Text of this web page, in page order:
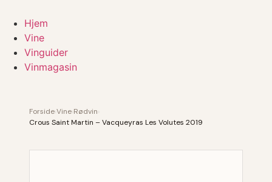
Hjem
Vine
Vinguider
Vinmagasin
ForsideVine Rødvin
Crous Saint Martin – Vacqueyras Les Volutes 2019